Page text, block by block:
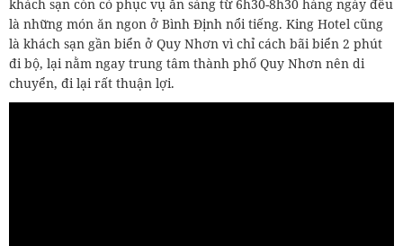
khách sạn còn có phục vụ ăn sáng từ 6h30-8h30 hàng ngày đều
là những món ăn ngon ở Bình Định nổi tiếng. King Hotel cũng
là khách sạn gần biển ở Quy Nhơn vì chỉ cách bãi biển 2 phút
đi bộ, lại nằm ngay trung tâm thành phố Quy Nhơn nên di
chuyển, đi lại rất thuận lợi.